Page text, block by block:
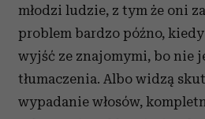
młodzi ludzie, z tym że oni
problem bardzo późno,
wyjść ze znajomymi, bo nie
tłumaczenia. Albo widzą
wypadanie włosów,